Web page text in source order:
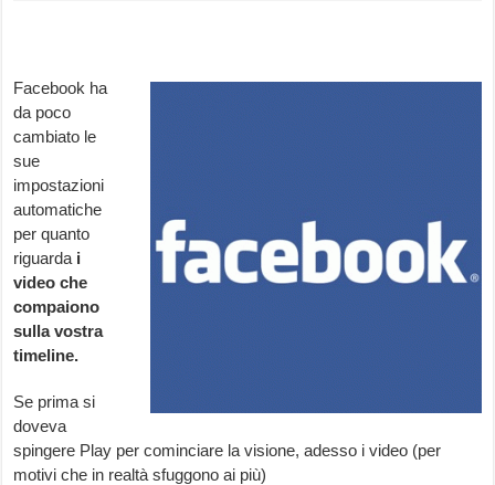
Facebook ha
da poco
cambiato le
sue
impostazioni
automatiche
per quanto
riguarda i
video che
compaiono
sulla vostra
timeline.
Se prima si
doveva
spingere Play per cominciare la visione, adesso i video (per
motivi che in realtà sfuggono ai più)